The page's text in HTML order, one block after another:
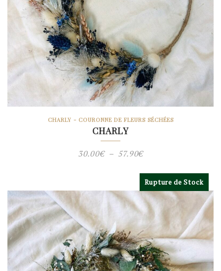
CHARLY - COURONNE DE FLEURS SÉCHÉES
CHARLY
30.00€ – 57.90€Plage
prix :
30.00€
à
57.90€
Rupture de Stock